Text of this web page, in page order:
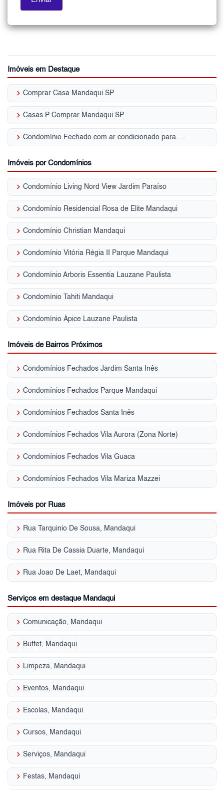
Imóveis em Destaque
keyboard_arrow_right Comprar Casa Mandaqui SP
keyboard_arrow_right Casas P Comprar Mandaqui SP
keyboard_arrow_right Condomínio Fechado com ar condicionado para Venda | Mandaqui
Imóveis por Condomínios
keyboard_arrow_right Condomínio Living Nord View Jardim Paraíso
keyboard_arrow_right Condomínio Residencial Rosa de Elite Mandaqui
keyboard_arrow_right Condomínio Christian Mandaqui
keyboard_arrow_right Condomínio Vitória Régia II Parque Mandaqui
keyboard_arrow_right Condomínio Arboris Essentia Lauzane Paulista
keyboard_arrow_right Condomínio Tahiti Mandaqui
keyboard_arrow_right Condomínio Ápice Lauzane Paulista
Imóveis de Bairros Próximos
keyboard_arrow_right Condomínios Fechados Jardim Santa Inês
keyboard_arrow_right Condomínios Fechados Parque Mandaqui
keyboard_arrow_right Condomínios Fechados Santa Inês
keyboard_arrow_right Condomínios Fechados Vila Aurora (Zona Norte)
keyboard_arrow_right Condomínios Fechados Vila Guaca
keyboard_arrow_right Condomínios Fechados Vila Mariza Mazzei
Imóveis por Ruas
keyboard_arrow_right Rua Tarquinio De Sousa, Mandaqui
keyboard_arrow_right Rua Rita De Cassia Duarte, Mandaqui
keyboard_arrow_right Rua Joao De Laet, Mandaqui
Serviços em destaque Mandaqui
keyboard_arrow_right Comunicação, Mandaqui
keyboard_arrow_right Buffet, Mandaqui
keyboard_arrow_right Limpeza, Mandaqui
keyboard_arrow_right Eventos, Mandaqui
keyboard_arrow_right Escolas, Mandaqui
keyboard_arrow_right Cursos, Mandaqui
keyboard_arrow_right Serviços, Mandaqui
keyboard_arrow_right Festas, Mandaqui